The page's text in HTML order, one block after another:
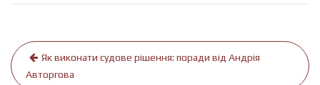
Навігація
записів
Як виконати судове рішення: поради від Андрія
Авторгова